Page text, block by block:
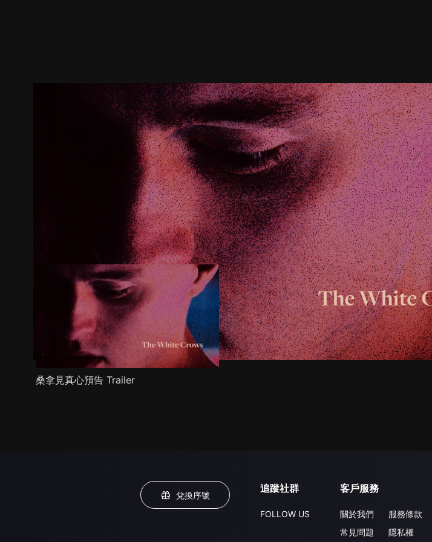
推薦影片 劇情介紹
桑拿見真心預告 Trailer
兌換序號
追蹤社群
FOLLOW US
客戶服務
關於我們
常見問題
服務條款
隱私權